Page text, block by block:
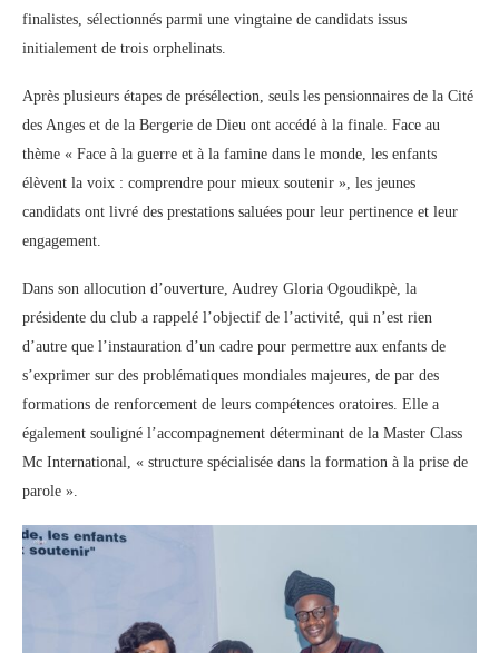
finalistes, sélectionnés parmi une vingtaine de candidats issus
initialement de trois orphelinats.
Après plusieurs étapes de présélection, seuls les pensionnaires de la Cité
des Anges et de la Bergerie de Dieu ont accédé à la finale. Face au
thème « Face à la guerre et à la famine dans le monde, les enfants
élèvent la voix : comprendre pour mieux soutenir », les jeunes
candidats ont livré des prestations saluées pour leur pertinence et leur
engagement.
Dans son allocution d’ouverture, Audrey Gloria Ogoudikpè, la
présidente du club a rappelé l’objectif de l’activité, qui n’est rien
d’autre que l’instauration d’un cadre pour permettre aux enfants de
s’exprimer sur des problématiques mondiales majeures, de par des
formations de renforcement de leurs compétences oratoires. Elle a
également souligné l’accompagnement déterminant de la Master Class
Mc International, « structure spécialisée dans la formation à la prise de
parole ».